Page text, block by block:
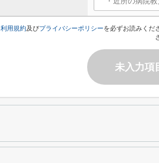
利用規約及びプライバシーポリシーを必ずお読みくだ
未入力項